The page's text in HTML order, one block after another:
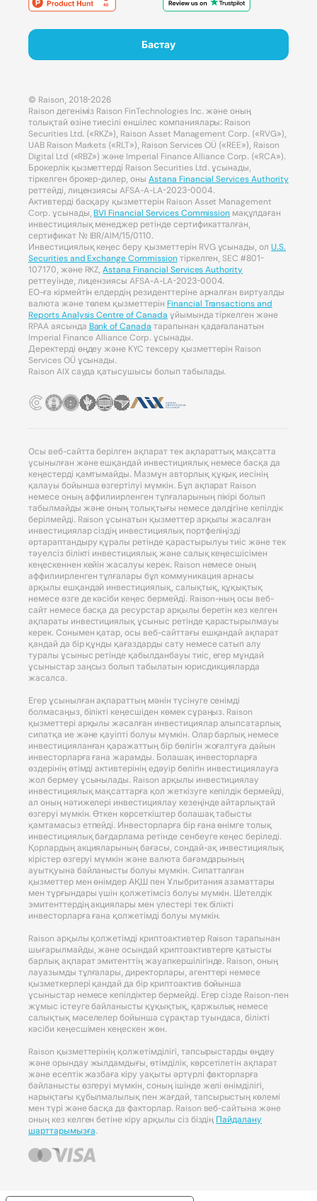
Бастау
© Raison, 2018-2026
Raison дегеніміз Raison FinTechnologies Inc. және оның
толықтай өзіне тиесілі еншілес компаниялары: Raison
Securities Ltd. («RKZ»), Raison Asset Management Corp. («RVG»),
UAB Raison Markets («RLT»), Raison Services OÜ («REE»), Raison
Digital Ltd («RBZ») және Imperial Finance Alliance Corp. («RCA»).
Брокерлік қызметтерді Raison Securities Ltd. ұсынады,
тіркелген брокер-дилер, оны Astana Financial Services Authority
реттейді, лицензиясы AFSA-A-LA-2023-0004.
Активтерді басқару қызметтерін Raison Asset Management
Corp. ұсынады,BVI Financial Services Commission мақұлдаған
инвестициялық менеджер ретінде сертификатталған,
сертификат № IBR/AIM/15/0110.
Инвестициялық кеңес беру қызметтерін RVG ұсынады, олU.S.
Securities and Exchange Commissionтіркелген, SEC #801-
107170, және RKZ,Astana Financial Services Authority
реттеуінде, лицензиясы AFSA-A-LA-2023-0004.
ЕО-ға кірмейтін елдердің резиденттеріне арналған виртуалды
валюта және төлем қызметтерін Financial Transactions and
Reports Analysis Centre of Canada ұйымында тіркелген және
RPAA аясында Bank of Canada тарапынан қадағаланатын
Imperial Finance Alliance Corp. ұсынады.
Деректерді өңдеу және KYC тексеру қызметтерін Raison
Services OÜ ұсынады.
Raison AIX сауда қатысушысы болып табылады.
Осы веб-сайтта берілген ақпарат тек ақпараттық мақсатта
ұсынылған және ешқандай инвестициялық немесе басқа да
кеңестерді қамтымайды. Мазмұн авторлық құқық иесінің
қалауы бойынша өзгертілуі мүмкін. Бұл ақпарат Raison
немесе оның аффилиирленген тұлғаларының пікірі болып
табылмайды және оның толықтығы немесе дәлдігіне кепілдік
берілмейді. Raison ұсынатын қызметтер арқылы жасалған
инвестициялар сіздің инвестициялық портфеліңізді
әртараптандыру құралы ретінде қарастырылуы тиіс және тек
тәуелсіз білікті инвестициялық және салық кеңесшісімен
кеңескеннен кейін жасалуы керек. Raison немесе оның
аффилиирленген тұлғалары бұл коммуникация арнасы
арқылы ешқандай инвестициялық, салықтық, құқықтық
немесе өзге де кәсіби кеңес бермейді. Raison-ның осы веб-
сайт немесе басқа да ресурстар арқылы беретін кез келген
ақпараты инвестициялық ұсыныс ретінде қарастырылмауы
керек. Сонымен қатар, осы веб-сайттағы ешқандай ақпарат
қандай да бір құнды қағаздарды сату немесе сатып алу
туралы ұсыныс ретінде қабылданбауы тиіс, егер мұндай
ұсыныстар заңсыз болып табылатын юрисдикцияларда
жасалса.
Егер ұсынылған ақпараттың мәнін түсінуге сенімді
болмасаңыз, білікті кеңесшіден көмек сұраңыз. Raison
қызметтері арқылы жасалған инвестициялар алыпсатарлық
сипатқа ие және қауіпті болуы мүмкін. Олар барлық немесе
инвестицияланған қаражаттың бір бөлігін жоғалтуға дайын
инвесторларға ғана жарамды. Болашақ инвесторларға
өздерінің өтімді активтерінің едәуір бөлігін инвестициялауға
жол бермеу ұсынылады. Raison арқылы инвестициялау
инвестициялық мақсаттарға қол жеткізуге кепілдік бермейді,
ал оның нәтижелері инвестициялау кезеңінде айтарлықтай
өзгеруі мүмкін. Өткен көрсеткіштер болашақ табысты
қамтамасыз етпейді. Инвесторларға бір ғана өнімге толық
инвестициялық бағдарлама ретінде сенбеуге кеңес беріледі.
Қорлардың акцияларының бағасы, сондай-ақ инвестициялық
кірістер өзгеруі мүмкін және валюта бағамдарының
ауытқуына байланысты болуы мүмкін. Сипатталған
қызметтер мен өнімдер АҚШ пен Ұлыбритания азаматтары
мен тұрғындары үшін қолжетімсіз болуы мүмкін. Шетелдік
эмитенттердің акциялары мен үлестері тек білікті
инвесторларға ғана қолжетімді болуы мүмкін.
Raison арқылы қолжетімді криптоактивтер Raison тарапынан
шығарылмайды, және осындай криптоактивтерге қатысты
барлық ақпарат эмитенттің жауапкершілігінде. Raison, оның
лауазымды тұлғалары, директорлары, агенттері немесе
қызметкерлері қандай да бір криптоактив бойынша
ұсыныстар немесе кепілдіктер бермейді. Егер сізде Raison-пен
жұмыс істеуге байланысты құқықтық, қаржылық немесе
салықтық мәселелер бойынша сұрақтар туындаса, білікті
кәсіби кеңесшімен кеңескен жөн.
Raison қызметтерінің қолжетімділігі, тапсырыстарды өңдеу
және орындау жылдамдығы, өтімділік, көрсетілетін ақпарат
және есептік жазбаға кіру уақыты әртүрлі факторларға
байланысты өзгеруі мүмкін, соның ішінде желі өнімділігі,
нарықтағы құбылмалылық пен жағдай, тапсырыстың көлемі
мен түрі және басқа да факторлар. Raison веб-сайтына және
оның кез келген бетіне кіру арқылы сіз біздің Пайдалану
шарттарымызға.